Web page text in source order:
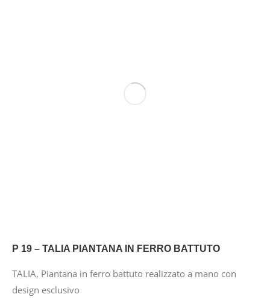
P 19 – TALIA PIANTANA IN FERRO BATTUTO
TALIA, Piantana in ferro battuto realizzato a mano con
design esclusivo